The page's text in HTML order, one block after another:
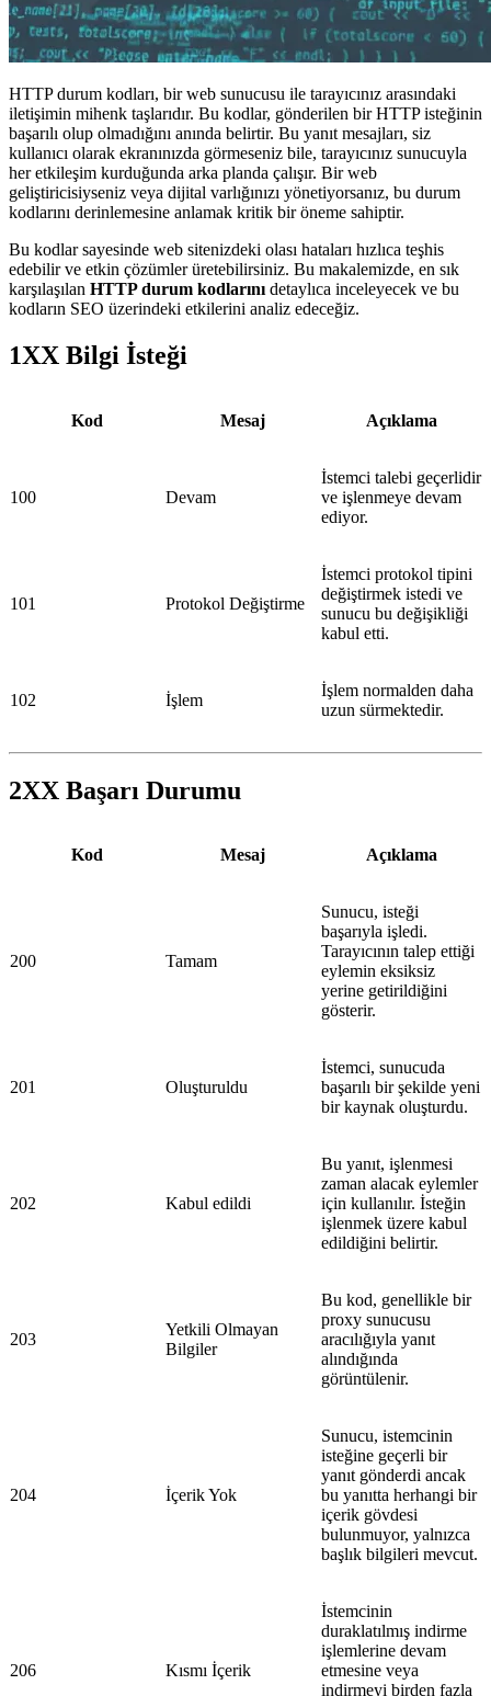
HTTP durum kodları, bir web sunucusu ile tarayıcınız arasındaki
iletişimin mihenk taşlarıdır. Bu kodlar, gönderilen bir HTTP isteğinin
başarılı olup olmadığını anında belirtir. Bu yanıt mesajları, siz
kullanıcı olarak ekranınızda görmeseniz bile, tarayıcınız sunucuyla
her etkileşim kurduğunda arka planda çalışır. Bir web
geliştiricisiyseniz veya dijital varlığınızı yönetiyorsanız, bu durum
kodlarını derinlemesine anlamak kritik bir öneme sahiptir.
Bu kodlar sayesinde web sitenizdeki olası hataları hızlıca teşhis
edebilir ve etkin çözümler üretebilirsiniz. Bu makalemizde, en sık
karşılaşılan HTTP durum kodlarını detaylıca inceleyecek ve bu
kodların SEO üzerindeki etkilerini analiz edeceğiz.
1XX Bilgi İsteği
Kod Mesaj Açıklama
100 Devam
İstemci talebi geçerlidir
ve işlenmeye devam
ediyor.
101 Protokol Değiştirme
İstemci protokol tipini
değiştirmek istedi ve
sunucu bu değişikliği
kabul etti.
102 İşlem
İşlem normalden daha
uzun sürmektedir.
2XX Başarı Durumu
Kod Mesaj Açıklama
200 Tamam
Sunucu, isteği
başarıyla işledi.
Tarayıcının talep ettiği
eylemin eksiksiz
yerine getirildiğini
gösterir.
201 Oluşturuldu
İstemci, sunucuda
başarılı bir şekilde yeni
bir kaynak oluşturdu.
202 Kabul edildi
Bu yanıt, işlenmesi
zaman alacak eylemler
için kullanılır. İsteğin
işlenmek üzere kabul
edildiğini belirtir.
203
Yetkili Olmayan
Bilgiler
Bu kod, genellikle bir
proxy sunucusu
aracılığıyla yanıt
alındığında
görüntülenir.
204 İçerik Yok
Sunucu, istemcinin
isteğine geçerli bir
yanıt gönderdi ancak
bu yanıtta herhangi bir
içerik gövdesi
bulunmuyor, yalnızca
başlık bilgileri mevcut.
206 Kısmı İçerik
İstemcinin
duraklatılmış indirme
işlemlerine devam
etmesine veya
indirmeyi birden fazla